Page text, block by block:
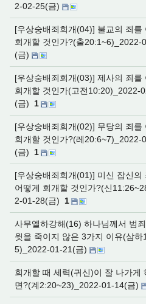
2-02-25(금)
[우상숭배죄회개(04)] 불교의 죄를
회개할 것인가?(출20:1~6)_2022-
(금)
[우상숭배죄회개(03)] 제사의 죄를
회개할 것인가(고전10:20)_2022-
(금)
1
[우상숭배죄회개(02)] 무당의 죄를
회개할 것인가?(레20:6~7)_2022-
(금)
1
[우상숭배죄회개(01)] 미신 잡신의
어떻게 회개할 것인가?(신
2-01-28(금)
1
사무엘하강해(16) 하나님께서 범
윗을 죽이지 않은 3가지 이유(삼하
5)_2022-01-21(금)
회개할 때 세력(귀신)이 잘 나가게
면?(계2:20~23)_2022-01-14(금)